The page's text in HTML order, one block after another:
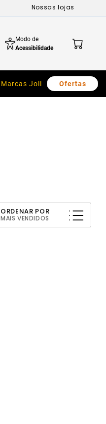
Nossas lojas
Modo de
Acessibilidade
Marcas Joli Ofertas
ORDENAR POR
MAIS VENDIDOS